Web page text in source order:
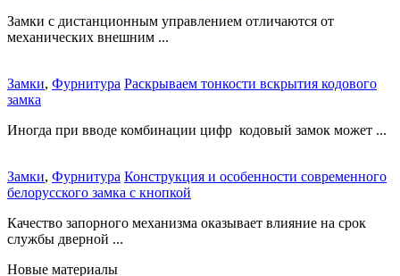
Замки с дистанционным управлением отличаются от
механических внешним ...
Замки, Фурнитура Раскрываем тонкости вскрытия кодового
замка
Иногда при вводе комбинации цифр кодовый замок может ...
Замки, Фурнитура Конструкция и особенности современного
белорусского замка с кнопкой
Качество запорного механизма оказывает влияние на срок
службы дверной ...
Новые материалы